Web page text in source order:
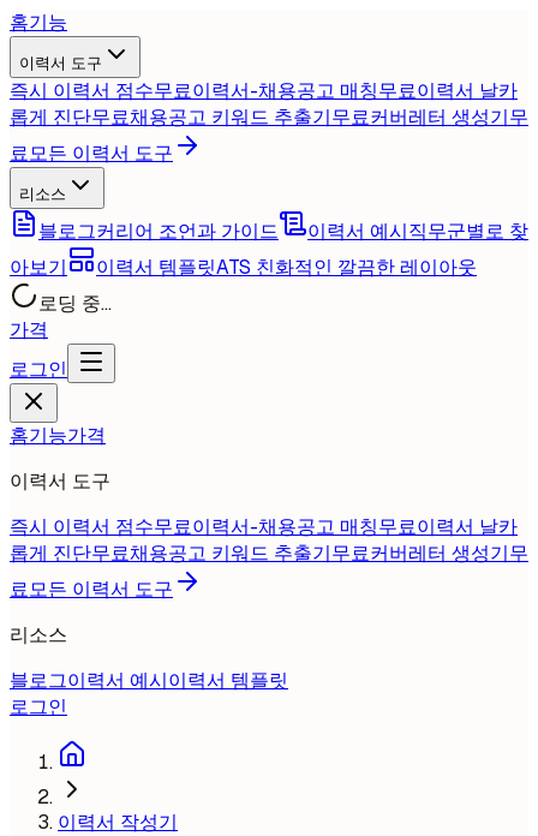
홈기능
이력서 도구
즉시 이력서 점수무료이력서-채용공고 매칭무료이력서 날카
롭게 진단무료채용공고 키워드 추출기무료커버레터 생성기무
료모든 이력서 도구
리소스
블로그커리어 조언과 가이드 이력서 예시직무군별로 찾
아보기
이력서 템플릿ATS 친화적인 깔끔한 레이아웃
로딩 중...
가격
로그인
홈기능가격
이력서 도구
즉시 이력서 점수무료이력서-채용공고 매칭무료이력서 날카
롭게 진단무료채용공고 키워드 추출기무료커버레터 생성기무
료모든 이력서 도구
리소스
블로그이력서 예시이력서 템플릿
로그인
이력서 작성기